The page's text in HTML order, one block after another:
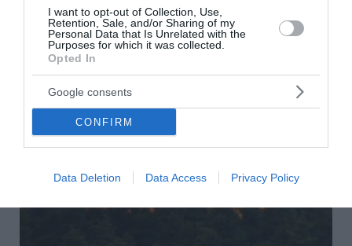
I want to opt-out of Collection, Use,
Retention, Sale, and/or Sharing of my
Personal Data that Is Unrelated with the
Purposes for which it was collected.
Opted In
Google consents
CONFIRM
Data Deletion Data Access Privacy Policy
ενημερώθηκε το πρωί για το περιστατικό. ...
17:20 | 06 Αυγούστου 2026 Ελλάδα